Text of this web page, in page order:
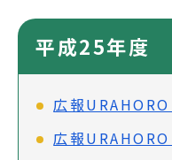
平成25年度
広報URAHORO
広報URAHORO